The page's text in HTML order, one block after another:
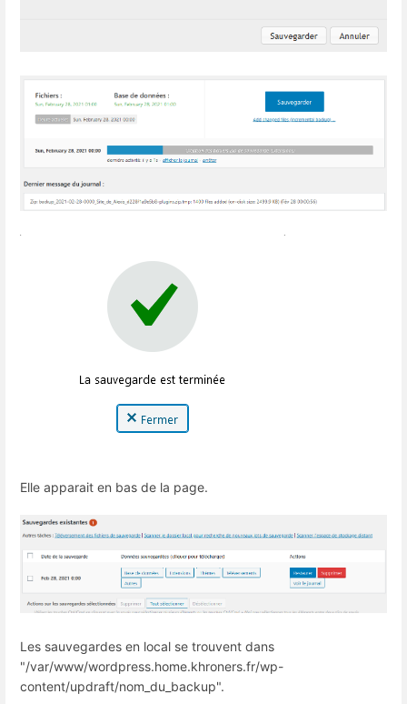
Elle apparait en bas de la page.
Les sauvegardes en local se trouvent dans
"/var/www/wordpress.home.khroners.fr/wp-
content/updraft/nom_du_backup".